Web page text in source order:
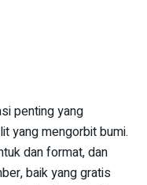
penting yang
yang mengorbit bumi.
dan format, dan
baik yang gratis